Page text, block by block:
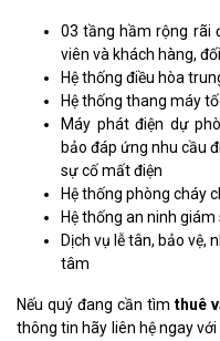
03 tầng hầm rộng rãi
viên và khách hàng,
Hệ thống điều hòa
Hệ thống thang máy
Máy phát điện dự
bảo đáp ứng nhu cầu
sự cố mất điện
Hệ thống phòng cháy
Hệ thống an ninh
Dịch vụ lễ tân, bảo vệ,
tâm
Nếu quý đang cần tìm thuê
thông tin hãy liên hệ ngay với